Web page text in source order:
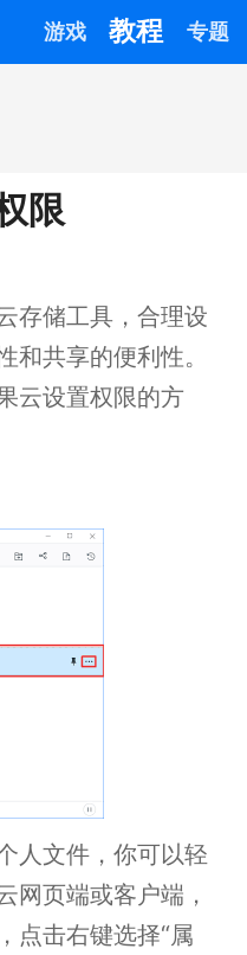
游戏 教程 专题
限
存储工具，合理设
和共享的便利性。
云设置权限的方
人文件，你可以轻
网页端或客户端，
点击右键选择“属